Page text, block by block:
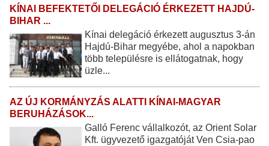
KÍNAI BEFEKTETŐI DELEGÁCIÓ ÉRKEZETT HAJDÚ-
BIHAR ...
Kínai delegáció érkezett augusztus 3-án
Hajdú-Bihar megyébe, ahol a napokban
több településre is ellátogatnak, hogy
üzle...
AZ ÚJ KORMÁNYZÁS ALATTI KÍNAI-MAGYAR
BERUHÁZÁSOK...
Galló Ferenc vállalkozót, az Orient Solar
Kft. ügyvezető igazgatóját Ven Csia-pao